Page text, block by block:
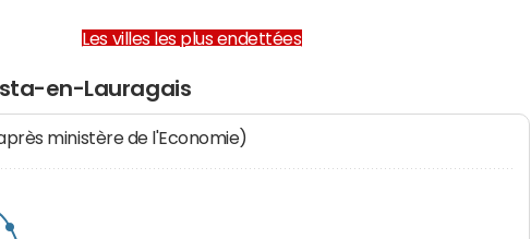
Les villes les plus endettées
en-Lauragais
ministère de l'Economie)